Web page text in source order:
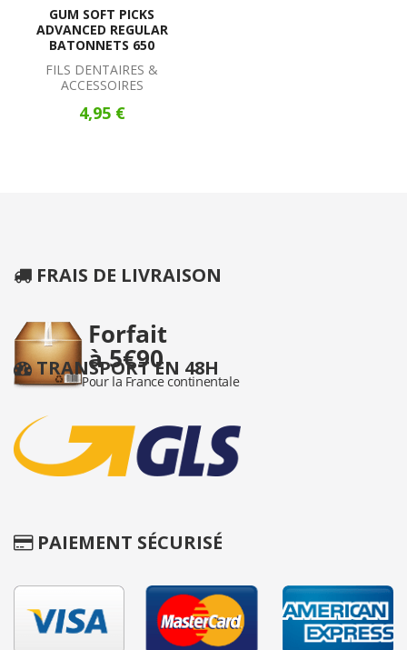
GUM SOFT PICKS
ADVANCED REGULAR
BATONNETS 650
FILS DENTAIRES &
ACCESSOIRES
4,95 €
FRAIS DE LIVRAISON
TRANSPORT EN 48H
PAIEMENT SÉCURISÉ